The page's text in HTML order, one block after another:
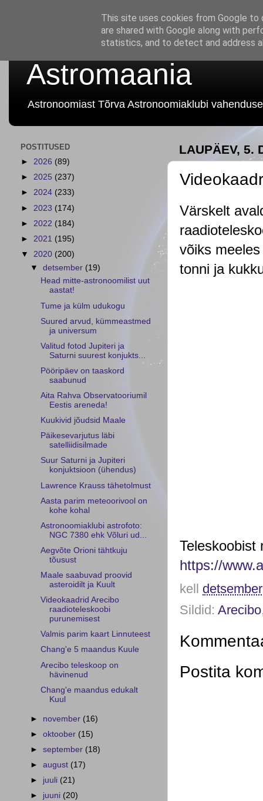
Astromaania
Astronoomiast Tõrva Astronoomiaklubi
LAUPÄEV, 5.
Värskelt
võiks
tonni ja
https://
kell
Sildid: Arecibo
Postita
POSTITUSED
► 2026 (89)
► 2025 (237)
► 2024 (233)
► 2023 (174)
► 2022 (184)
► 2021 (195)
▼ 2020 (200)
▼detsember (19)
Head mitte-astronoomilist uut
aastat!
Tume ja külm udukogu
Suured arvud, kümmeastmed
ja universum
Valitud fotod Jupiteri ja
Saturni suurest konjukts...
Pööripäev on taaskord
saabunud
Aita Rahva Observatooriumil
Eestis areneda!
Kuukivid jõudsid Maale
Päikesevarjutus läbi
satelliidisilmade
Suur Saturni ja Jupiteri
konjuktsioon (ühendus)
Lawrence Krauss tähetolmust
Aasta parim meteoorivool on
kohe kohal
Astronoomiaklubi astrofoto:
NGC 7380 ehk Võluri ud...
Aegvõte Orioni tähtkuju
tõusust
Maale saabuvad proovid
asteroidilt ja Kuult
Videokaadrid Arecibo
raadioteleskoobi
purunemisest
Valmis parim kaart Linnuteest
Chang'e 5 maandus Kuule
Arecibo teleskoop on
hävinenud
Chang'e maandus edukalt
Kuul
► november (16)
►oktoober (15)
►september (18)
►august (17)
► juuli (21)
► juuni (20)
This site uses cookies from Google to
are shared with Google along with
statistics, and to detect and address